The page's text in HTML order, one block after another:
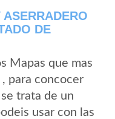
DE
Mapas que mas
, para concocer
trata de un
usar con las